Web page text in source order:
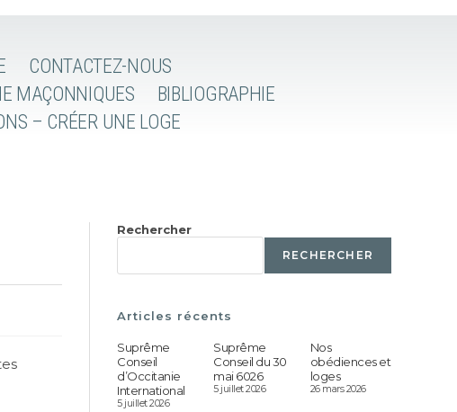
CONTACTEZ-NOUS
MAÇONNIQUES
BIBLIOGRAPHIE
– CRÉER UNE LOGE
Rechercher
RECHERCHER
Articles récents
Suprême
Conseil
d’Occitanie
International
5 juillet 2026
Suprême
Conseil du 30
mai 6026
5 juillet 2026
Nos
obédiences et
loges
26 mars 2026